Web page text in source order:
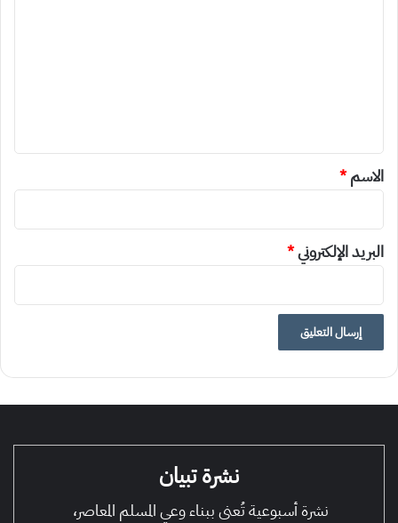
*
الاسم*
البريد الإلكتروني*
نشرة تبيان
نشرة أسبوعية تُعنى ببناء وعي المسلم المعاصر،